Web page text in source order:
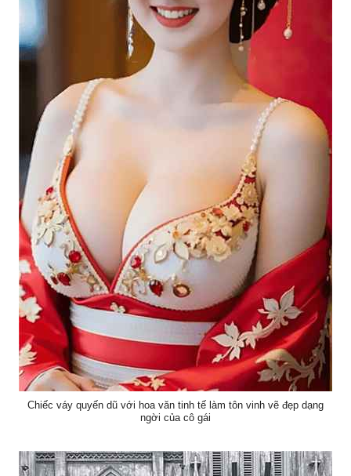
Chiếc váy quyến dũ với hoa văn tinh tế làm tôn vinh vẽ đẹp dạng
ngời của cô gái